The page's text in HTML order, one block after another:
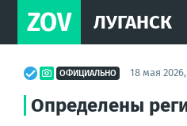
ZOV ЛУГАНСК
ОФИЦИАЛЬНО 18 мая
Определены